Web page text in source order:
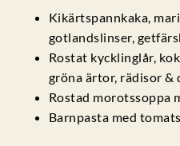
Kikärtspannkaka,
gotlandslinser,
Rostat kycklinglår,
gröna ärtor, rädisor &
Rostad morotssoppa
Barnpasta med